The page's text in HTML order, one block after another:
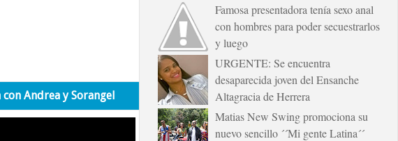
con Andrea y Sorangel
Famosa presentadora tenía sexo anal
con hombres para poder secuestrarlos
y luego
URGENTE: Se encuentra
desaparecida joven del Ensanche
Altagracia de Herrera
Matias New Swing promociona su
nuevo sencillo ´´Mi gente Latina´´